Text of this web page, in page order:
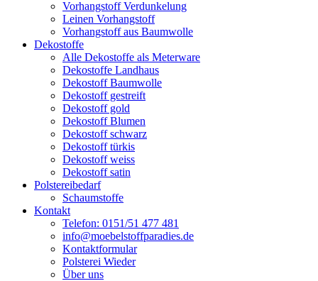
Vorhangstoff Verdunkelung
Leinen Vorhangstoff
Vorhangstoff aus Baumwolle
Dekostoffe
Alle Dekostoffe als Meterware
Dekostoffe Landhaus
Dekostoff Baumwolle
Dekostoff gestreift
Dekostoff gold
Dekostoff Blumen
Dekostoff schwarz
Dekostoff türkis
Dekostoff weiss
Dekostoff satin
Polstereibedarf
Schaumstoffe
Kontakt
Telefon: 0151/51 477 481
info@moebelstoffparadies.de
Kontaktformular
Polsterei Wieder
Über uns